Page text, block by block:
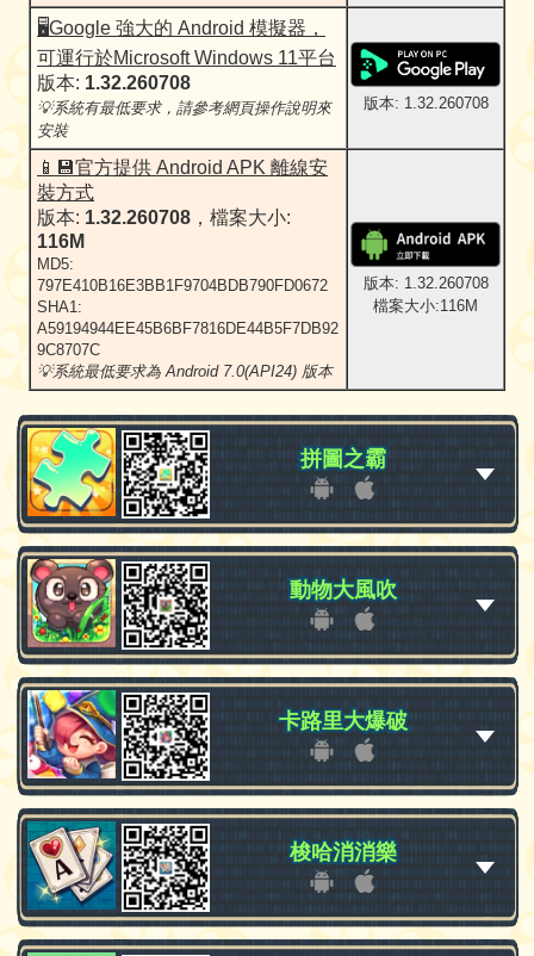
🖥️Google 強大的 Android 模擬器，
可運行於Microsoft Windows 11平台
版本: 1.32.260708
💡系統有最低要求，請參考網頁操作說明來
安裝
版本: 1.32.260708
📱💾官方提供 Android APK 離線安
裝方式
版本: 1.32.260708 ，檔案大小:
116M
MD5:
797E410B16E3BB1F9704BDB790FD0672
SHA1:
A59194944EE45B6BF7816DE44B5F7DB92
9C8707C
💡系統最低要求為 Android 7.0(API24) 版本
版本: 1.32.260708
檔案大小:116M
拼圖之霸
拼圖之霸
動物大風吹
動物大風吹
卡路里大爆破
卡路里大爆破
梭哈消消樂
梭哈消消樂